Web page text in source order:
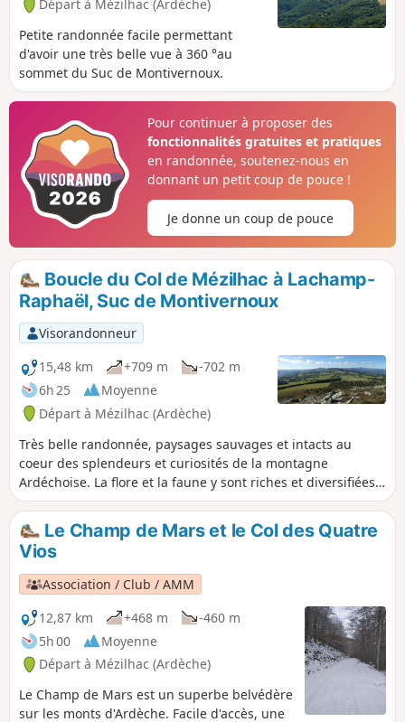
Départ à Mézilhac (Ardèche)
Petite randonnée facile permettant
d'avoir une très belle vue à 360 °au
sommet du Suc de Montivernoux.
Pour continuer à proposer des
fonctionnalités gratuites et pratiques
en randonnée, soutenez-nous en
donnant un petit coup de pouce !
Je donne un coup de pouce
Boucle du Col de Mézilhac à Lachamp-
Raphaël, Suc de Montivernoux
Visorandonneur
15,48 km
+709 m
-702 m
6h 25
Moyenne
Départ à Mézilhac (Ardèche)
Très belle randonnée, paysages sauvages et intacts au
coeur des splendeurs et curiosités de la montagne
Ardéchoise. La flore et la faune y sont riches et diversifiées,
avec des espèces protégées parfois rares. L'accès au
sommet de Montivernoux offre, par temps clair, un
panorama exceptionnel sur les Cévennes, les Monts Lozère,
le Tanargue, les Sucs du plateau Ardéchois, Mont Gerbier
de Jonc, Mézenc, Montfol, Mont Ventoux, Alpes et Mont-
Blanc.
Le Champ de Mars et le Col des Quatre
Vios
Association / Club / AMM
12,87 km
+468 m
-460 m
5h 00
Moyenne
Départ à Mézilhac (Ardèche)
Le Champ de Mars est un superbe belvédère
sur les monts d'Ardèche. Facile d'accès, une